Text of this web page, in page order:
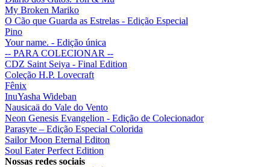
My Broken Mariko
O Cão que Guarda as Estrelas - Edição Especial
Pino
Your name. - Edição única
-- PARA COLECIONAR --
CDZ Saint Seiya - Final Edition
Coleção H.P. Lovecraft
Fênix
InuYasha Wideban
Nausicaä do Vale do Vento
Neon Genesis Evangelion - Edição de Colecionador
Parasyte – Edição Especial Colorida
Sailor Moon Eternal Editon
Soul Eater Perfect Edition
Nossas redes sociais